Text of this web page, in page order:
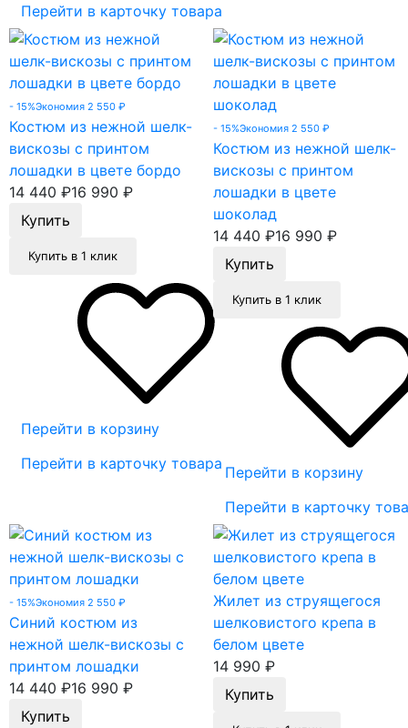
Перейти в карточку товара
- 15%Экономия 2 550 ₽
Костюм из нежной шелк-
вискозы с принтом
лошадки в цвете бордо
14 440 ₽16 990 ₽
Купить в 1 клик
Перейти в корзину
Перейти в карточку товара
- 15%Экономия 2 550 ₽
Костюм из нежной шелк-
вискозы с принтом
лошадки в цвете
шоколад
14 440 ₽16 990 ₽
Купить в 1 клик
Перейти в корзину
Перейти в карточку
- 15%Экономия 2 550 ₽
Синий костюм из
нежной шелк-вискозы с
принтом лошадки
14 440 ₽16 990 ₽
Жилет из струящегося
шелковистого крепа в
белом цвете
14 990 ₽